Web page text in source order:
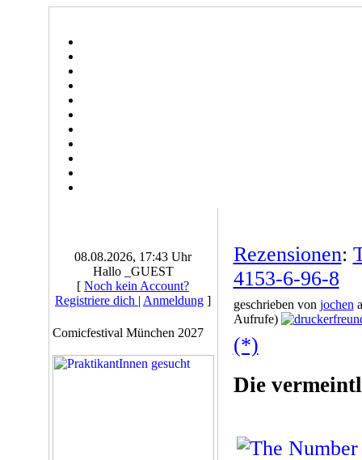
08.08.2026, 17:43 Uhr
Hallo _GUEST
[ Noch kein Account?
Registriere dich | Anmeldung ]
Comicfestival München 2027
Rezensionen:
4153-6-96-8
geschrieben von jochen
Aufrufe)
(*)
Die